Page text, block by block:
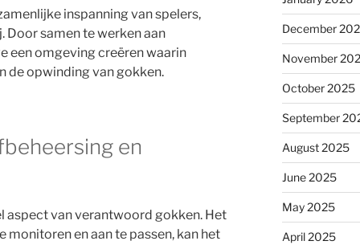
inspanning van spelers,
Door samen te werken aan
een omgeving creëren waarin
de opwinding van gokken.
en
aspect van verantwoord gokken. Het
en aan te passen, kan het
December
November
October 2025
September
August 2025
June 2025
May 2025
April 2025